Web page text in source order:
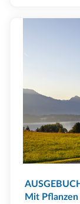
Mit